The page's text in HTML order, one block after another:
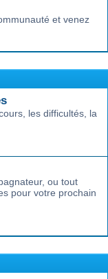
e
et venez
les difficultés, la
ou tout
pour votre prochain